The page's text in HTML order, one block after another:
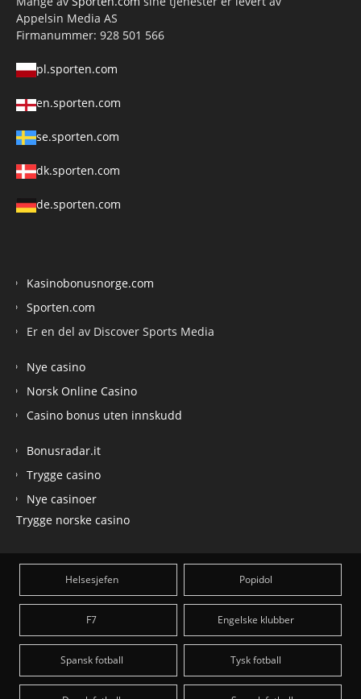
Appelsin Media AS
Firmanummer: 928 501 566
pl.sporten.com
en.sporten.com
se.sporten.com
dk.sporten.com
de.sporten.com
Kasinobonusnorge.com
Sporten.com
Er en del av Discover Sports Media
Nye casino
Norsk Online Casino
Casino bonus uten innskudd
Bonusradar.it
Trygge casino
Nye casinoer
Trygge norske casino
Helsesjefen Popidol
F7 Engelske klubber
Spansk fotball Tysk fotball